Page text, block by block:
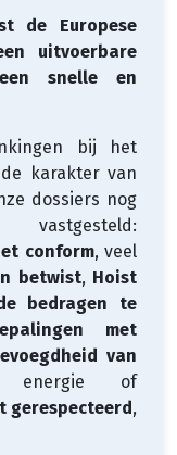
de Europese
uitvoerbare
snelle en
bij het
karakter van
dossiers nog
conform, veel
betwist, Hoist
bedragen te
met
van
of
gerespecteerd,